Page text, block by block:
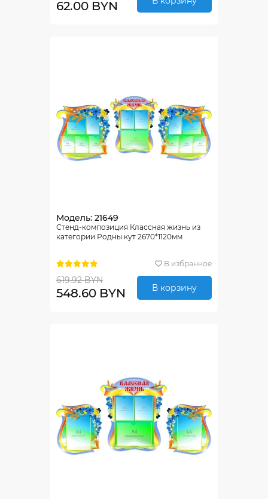
62.00 BYN
Модель: 21649
Стенд-композиция Классная жизнь из
категории Родны кут 2670*1120мм
В избранное
619.92 BYN
548.60 BYN В корзину